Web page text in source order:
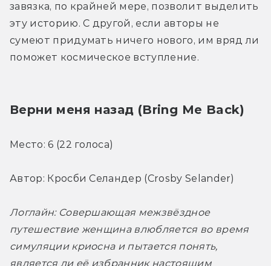
завязка, по крайней мере, позволит выделить
эту историю. С другой, если авторы не
сумеют придумать ничего нового, им вряд ли
поможет космическое вступление.
Верни меня назад (Bring Me Back)
Место: 6 (22 голоса)
Автор: Кросби Селандер (Crosby Selander)
Логлайн: Совершающая межзвёздное
путешествие женщина влюбляется во время
симуляции криосна и пытается понять,
является ли её избранник настоящим